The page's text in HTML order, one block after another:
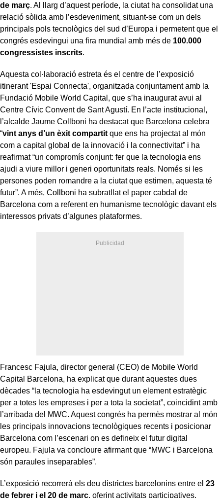
de març. Al llarg d’aquest període, la ciutat ha consolidat una
relació sòlida amb l’esdeveniment, situant-se com un dels
principals pols tecnològics del sud d’Europa i permetent que el
congrés esdevingui una fira mundial amb més de 100.000
congressistes inscrits.
Aquesta col·laboració estreta és el centre de l’exposició
itinerant 'Espai Connecta', organitzada conjuntament amb la
Fundació Mobile World Capital, que s’ha inaugurat avui al
Centre Cívic Convent de Sant Agustí. En l’acte institucional,
l’alcalde Jaume Collboni ha destacat que Barcelona celebra
“vint anys d’un èxit compartit que ens ha projectat al món
com a capital global de la innovació i la connectivitat” i ha
reafirmat “un compromís conjunt: fer que la tecnologia ens
ajudi a viure millor i generi oportunitats reals. Només si les
persones poden romandre a la ciutat que estimen, aquesta té
futur”. A més, Collboni ha subratllat el paper cabdal de
Barcelona com a referent en humanisme tecnològic davant els
interessos privats d’algunes plataformes.
Francesc Fajula, director general (CEO) de Mobile World
Capital Barcelona, ha explicat que durant aquestes dues
dècades “la tecnologia ha esdevingut un element estratègic
per a totes les empreses i per a tota la societat”, coincidint amb
l’arribada del MWC. Aquest congrés ha permès mostrar al món
les principals innovacions tecnològiques recents i posicionar
Barcelona com l’escenari on es defineix el futur digital
europeu. Fajula va concloure afirmant que “MWC i Barcelona
són paraules inseparables”.
L’exposició recorrerà els deu districtes barcelonins entre el 23
de febrer i el 20 de març, oferint activitats participatives,